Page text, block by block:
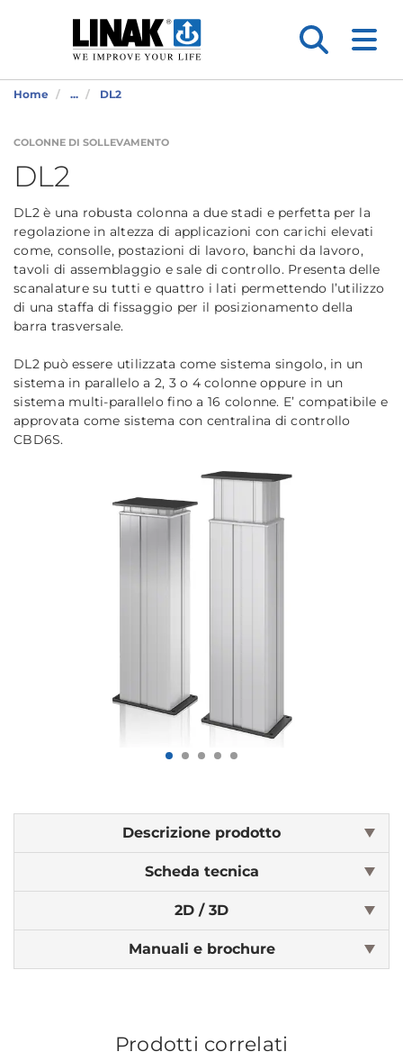
Home ... DL2
COLONNE DI SOLLEVAMENTO
DL2
DL2 è una robusta colonna a due stadi e perfetta per la
regolazione in altezza di applicazioni con carichi elevati
come, consolle, postazioni di lavoro, banchi da lavoro,
tavoli di assemblaggio e sale di controllo. Presenta delle
scanalature su tutti e quattro i lati permettendo l’utilizzo
di una staffa di fissaggio per il posizionamento della
barra trasversale.
DL2 può essere utilizzata come sistema singolo, in un
sistema in parallelo a 2, 3 o 4 colonne oppure in un
sistema multi-parallelo fino a 16 colonne. E’ compatibile e
approvata come sistema con centralina di controllo
CBD6S.
Descrizione prodotto
Scheda tecnica
2D / 3D
Manuali e brochure
Prodotti correlati